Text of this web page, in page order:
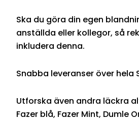
Ska du göra din egen
anställda eller kollegor, så
inkludera denna.
Snabba leveranser över hela
Utforska även andra läckra
Fazer blå, Fazer Mint, Dumle